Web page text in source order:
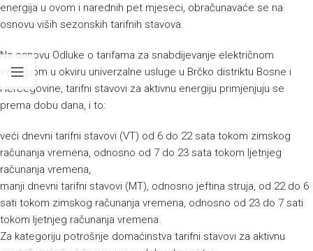
energija u ovom i narednih pet mjeseci, obračunavaće se na
osnovu viših sezonskih tarifnih stavova.
Na osnovu Odluke o tarifama za snabdijevanje električnom
energijom u okviru univerzalne usluge u Brčko distriktu Bosne i
Hercegovine, tarifni stavovi za aktivnu energiju primjenjuju se
prema dobu dana, i to:
veći dnevni tarifni stavovi (VT) od 6 do 22 sata tokom zimskog
računanja vremena, odnosno od 7 do 23 sata tokom ljetnjeg
računanja vremena,
manji dnevni tarifni stavovi (MT), odnosno jeftina struja, od 22 do 6
sati tokom zimskog računanja vremena, odnosno od 23 do 7 sati
tokom ljetnjeg računanja vremena.
Za kategoriju potrošnje domaćinstva tarifni stavovi za aktivnu